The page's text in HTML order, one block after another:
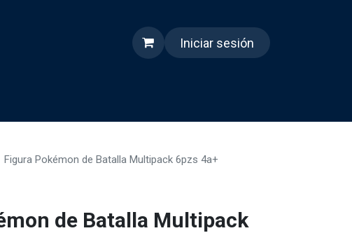
Iniciar sesión
Figura Pokémon de Batalla Multipack 6pzs 4a+
de Batalla Multipack